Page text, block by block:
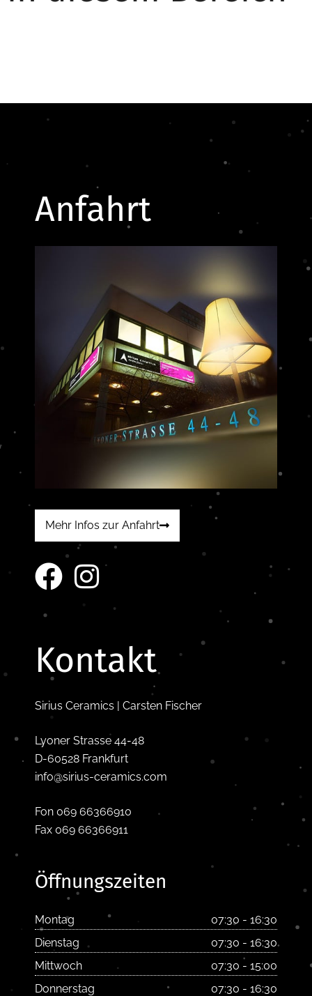
Anfahrt
Mehr Infos zur Anfahrt
Kontakt
Sirius Ceramics | Carsten Fischer
Lyoner Strasse 44-48
D-60528 Frankfurt
info@sirius-ceramics.com
Fon 069 66366910
Fax 069 66366911
Öffnungszeiten
Montag
07:30 - 16:30
Dienstag
07:30 - 16:30
Mittwoch
07:30 - 15:00
Donnerstag
07:30 - 16:30